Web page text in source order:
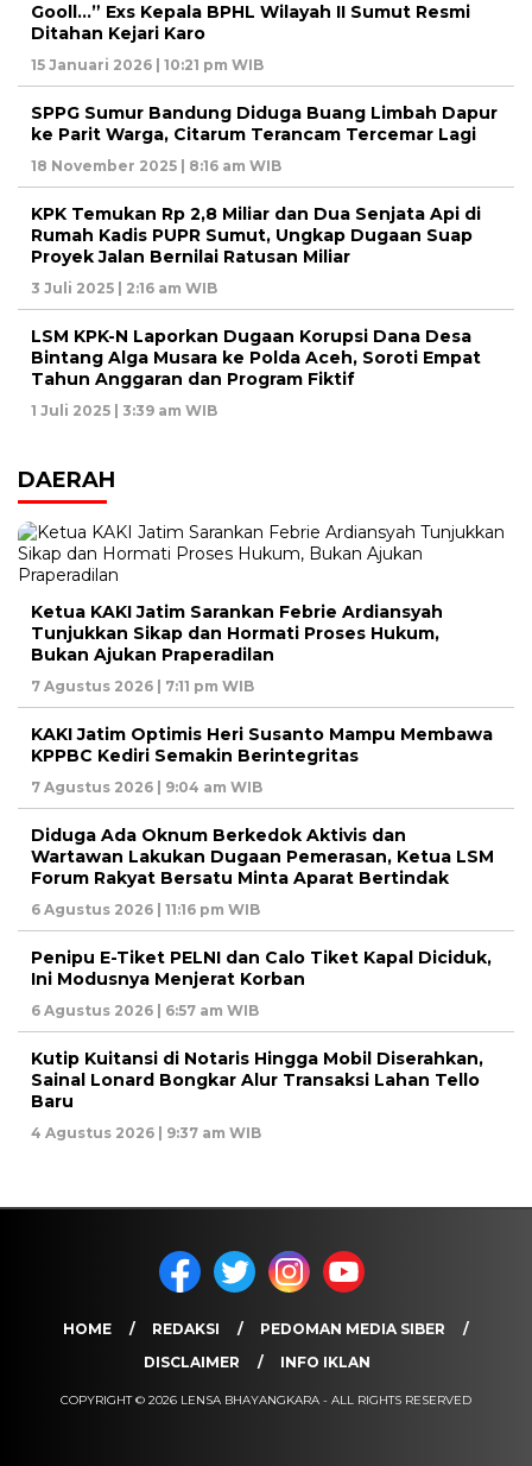
Gooll…” Exs Kepala BPHL Wilayah II Sumut Resmi
Ditahan Kejari Karo
15 Januari 2026 | 10:21 pm WIB
SPPG Sumur Bandung Diduga Buang Limbah Dapur
ke Parit Warga, Citarum Terancam Tercemar Lagi
18 November 2025 | 8:16 am WIB
KPK Temukan Rp 2,8 Miliar dan Dua Senjata Api di
Rumah Kadis PUPR Sumut, Ungkap Dugaan Suap
Proyek Jalan Bernilai Ratusan Miliar
3 Juli 2025 | 2:16 am WIB
LSM KPK-N Laporkan Dugaan Korupsi Dana Desa
Bintang Alga Musara ke Polda Aceh, Soroti Empat
Tahun Anggaran dan Program Fiktif
1 Juli 2025 | 3:39 am WIB
DAERAH
Ketua KAKI Jatim Sarankan Febrie Ardiansyah
Tunjukkan Sikap dan Hormati Proses Hukum,
Bukan Ajukan Praperadilan
7 Agustus 2026 | 7:11 pm WIB
KAKI Jatim Optimis Heri Susanto Mampu Membawa
KPPBC Kediri Semakin Berintegritas
7 Agustus 2026 | 9:04 am WIB
Diduga Ada Oknum Berkedok Aktivis dan
Wartawan Lakukan Dugaan Pemerasan, Ketua LSM
Forum Rakyat Bersatu Minta Aparat Bertindak
6 Agustus 2026 | 11:16 pm WIB
Penipu E-Tiket PELNI dan Calo Tiket Kapal Diciduk,
Ini Modusnya Menjerat Korban
6 Agustus 2026 | 6:57 am WIB
Kutip Kuitansi di Notaris Hingga Mobil Diserahkan,
Sainal Lonard Bongkar Alur Transaksi Lahan Tello
Baru
4 Agustus 2026 | 9:37 am WIB
HOME REDAKSI
PEDOMAN MEDIA SIBER
DISCLAIMER
INFO IKLAN
COPYRIGHT © 2026 LENSA BHAYANGKARA - ALL RIGHTS RESERVED